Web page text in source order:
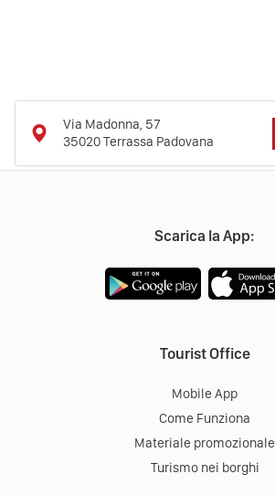
Via Madonna, 57
35020Terrassa Padovana
Scarica la App:
Tourist Office
Mobile App
Come Funziona
Materiale promozionale
Turismo nei borghi